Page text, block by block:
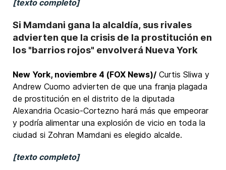
[texto completo]
Si Mamdani gana la alcaldía, sus rivales
advierten que la crisis de la prostitución en
los "barrios rojos" envolverá Nueva York
New York, noviembre 4 (FOX News)/ Curtis Sliwa y
Andrew Cuomo advierten de que una franja plagada
de prostitución en el distrito de la diputada
Alexandria Ocasio-Cortezno hará más que empeorar
y podría alimentar una explosión de vicio en toda la
ciudad si Zohran Mamdani es elegido alcalde.
[texto completo]